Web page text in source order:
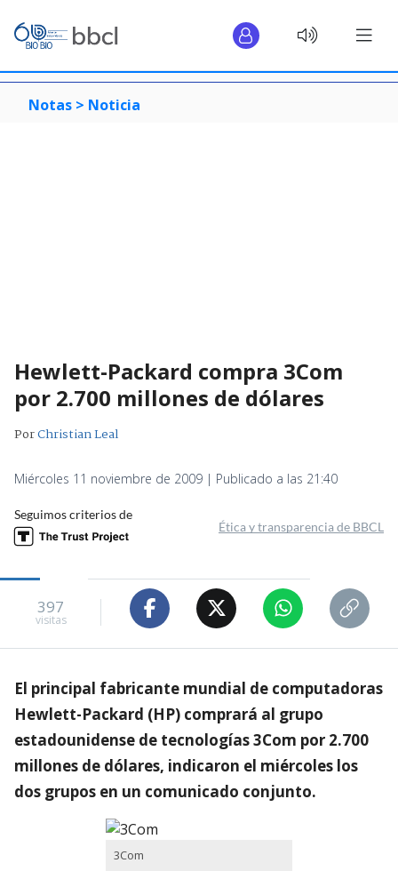
Notas > Noticia
Hewlett-Packard compra 3Com
por 2.700 millones de dólares
PorChristian Leal
Miércoles 11 noviembre de 2009 | Publicado a las 21:40
Seguimos criterios de
Ética y transparencia de BBCL
397
visitas
El principal fabricante mundial de computadoras
Hewlett-Packard (HP) comprará al grupo
estadounidense de tecnologías 3Com por 2.700
millones de dólares, indicaron el miércoles los
dos grupos en un comunicado conjunto.
3Com